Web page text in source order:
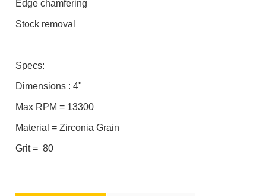
Edge chamfering
Stock removal
Specs:
Dimensions : 4"
Max RPM = 13300
Material = Zirconia Grain
Grit = 80